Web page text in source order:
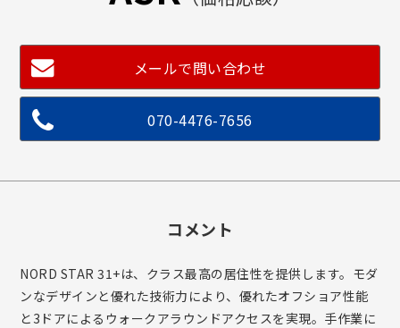
メールで問い合わせ
070-4476-7656
コメント
NORD STAR 31+は、クラス最高の居住性を提供します。モダ
ンなデザインと優れた技術力により、優れたオフショア性能
と3ドアによるウォークアラウンドアクセスを実現。手作業に